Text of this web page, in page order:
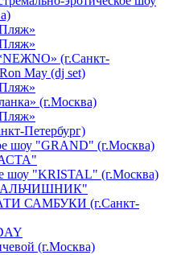
(г.Санкт-
May (dj set)
(г.Москва)
Петербург)
шоу "GRAND" (г.Москва)
шоу "KRISTAL" (г.Москва)
САМБУКИ (г.Санкт-
(г.Москва)